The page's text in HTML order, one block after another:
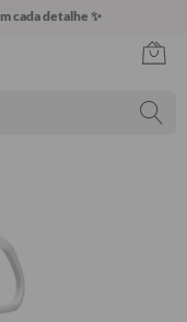
cada detalhe ✨